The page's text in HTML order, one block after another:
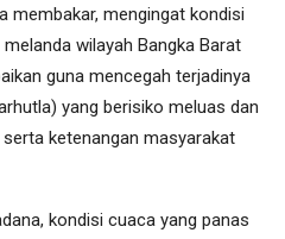
membakar, mengingat kondisi
wilayah Bangka Barat
guna mencegah terjadinya
yang berisiko meluas dan
ketenangan masyarakat
kondisi cuaca yang panas